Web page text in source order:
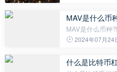
是BIT币交易所
MAV是什么币
MAV是什么币种
阵人工智能网络
名人工智能科学
2024年07月24
什么是比特币